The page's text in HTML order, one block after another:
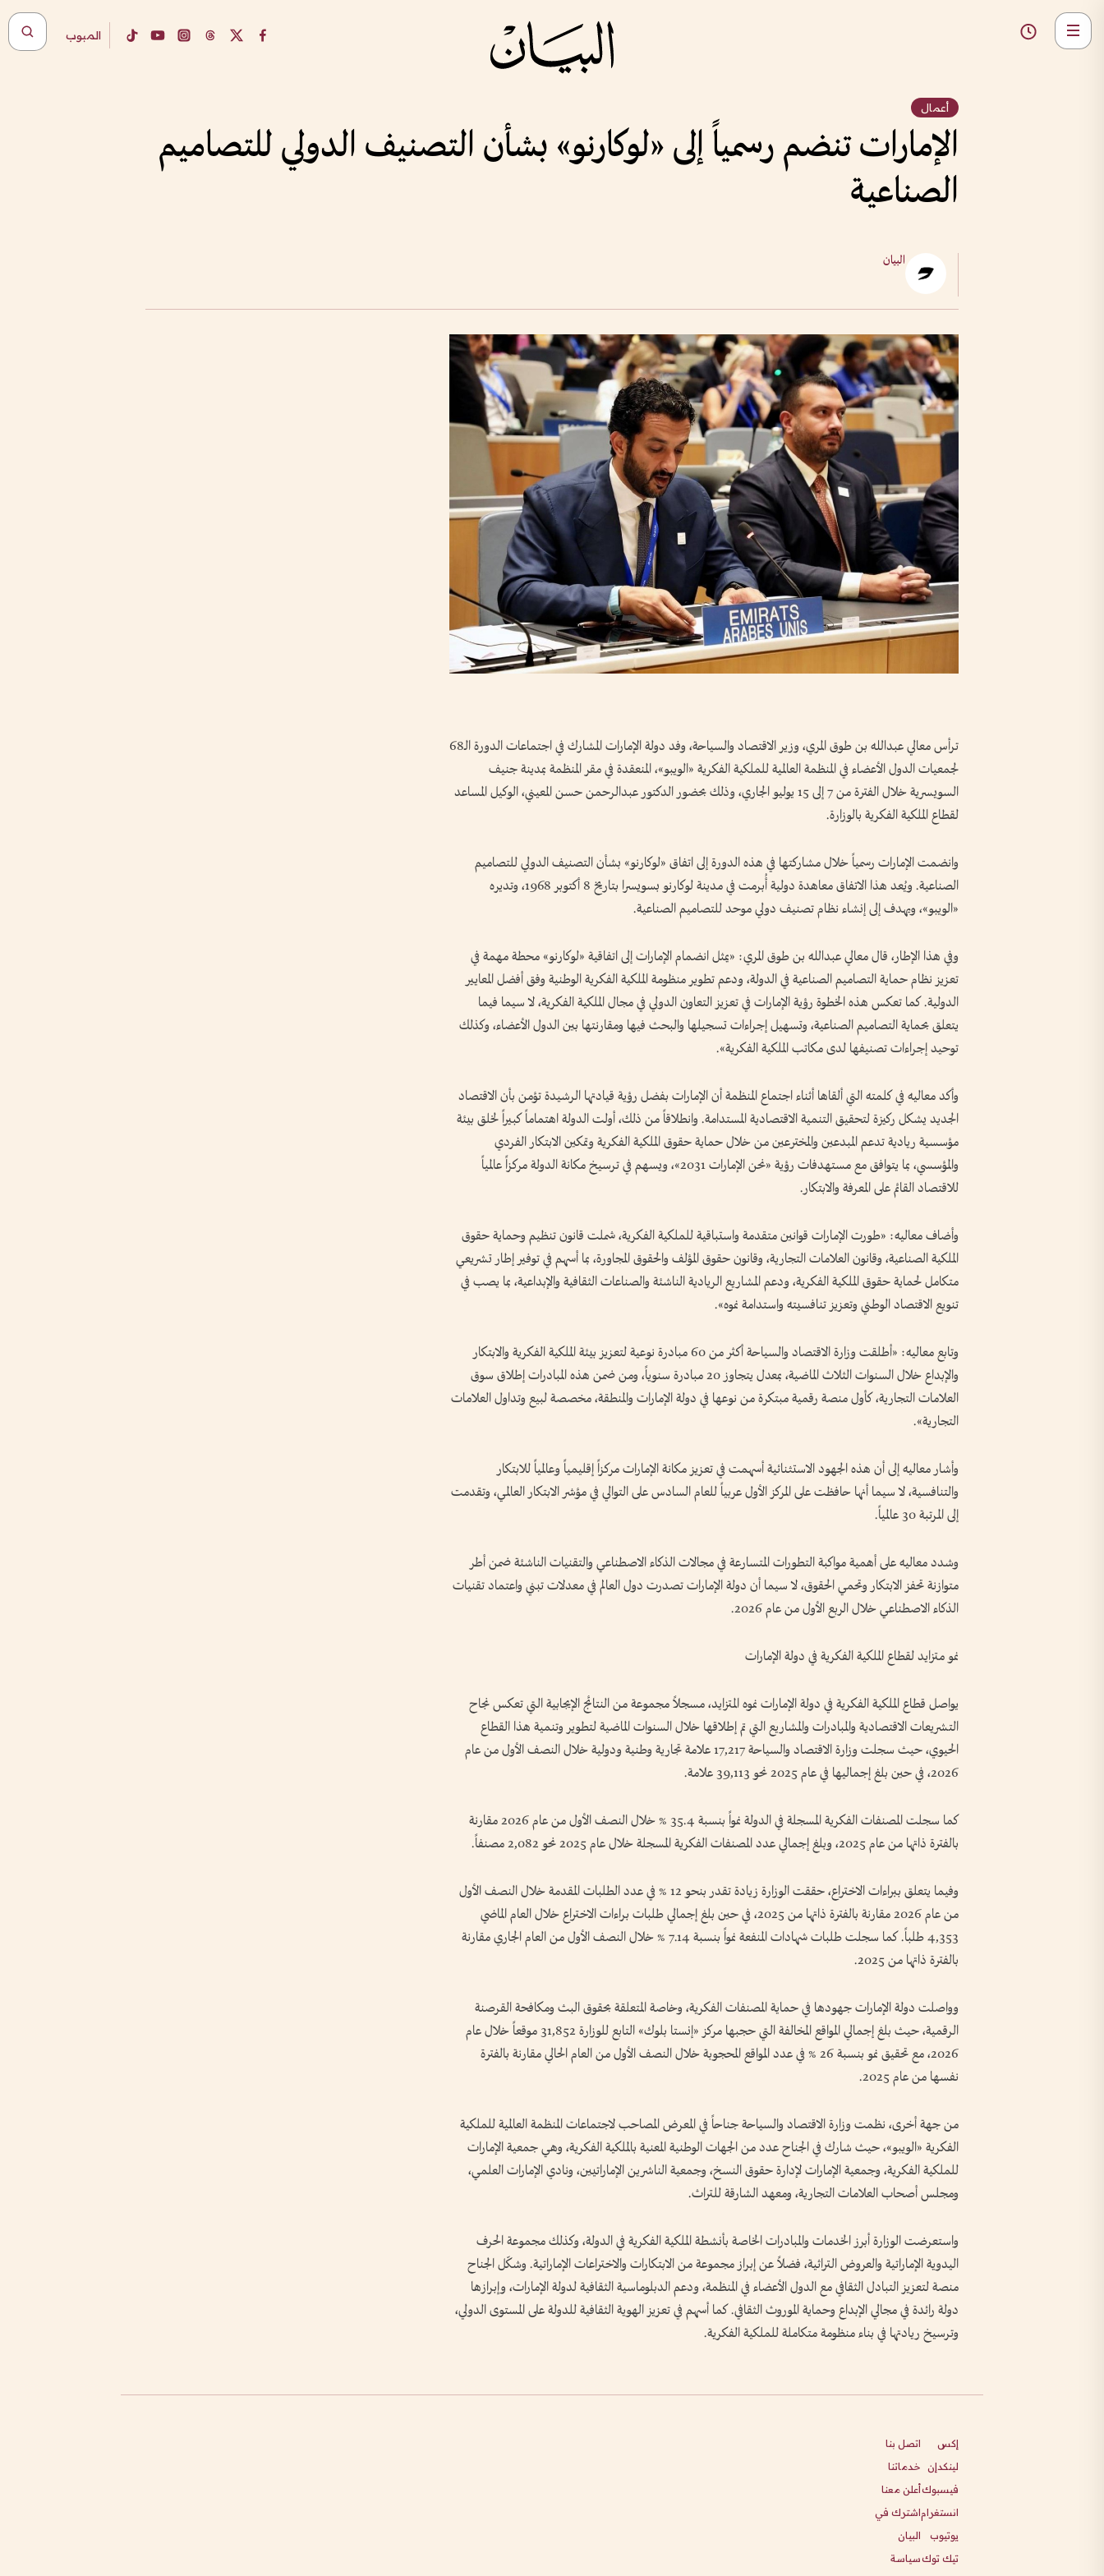
المبوب
أعمال
الإمارات تنضم رسمياً إلى «لوكارنو» بشأن التصنيف الدولي للتصاميم
الصناعية
البيان
ترأس معالي عبدالله بن طوق المري، وزير الاقتصاد والسياحة، وفد دولة الإمارات المشارك في اجتماعات الدورة الـ68
لجمعيات الدول الأعضاء في المنظمة العالمية للملكية الفكرية «الويبو»، المنعقدة في مقر المنظمة بمدينة جنيف
السويسرية خلال الفترة من 7 إلى 15 يوليو الجاري، وذلك بحضور الدكتور عبدالرحمن حسن المعيني، الوكيل المساعد
لقطاع الملكية الفكرية بالوزارة.
وانضمت الإمارات رسمياً خلال مشاركتها في هذه الدورة إلى اتفاق «لوكارنو» بشأن التصنيف الدولي للتصاميم
الصناعية. ويُعد هذا الاتفاق معاهدة دولية أُبرمت في مدينة لوكارنو بسويسرا بتاريخ 8 أكتوبر 1968، وتديره
«الويبو»، ويهدف إلى إنشاء نظام تصنيف دولي موحد للتصاميم الصناعية.
وفي هذا الإطار، قال معالي عبدالله بن طوق المري: «يمثل انضمام الإمارات إلى اتفاقية «لوكارنو» محطة مهمة في
تعزيز نظام حماية التصاميم الصناعية في الدولة، ودعم تطوير منظومة الملكية الفكرية الوطنية وفق أفضل المعايير
الدولية. كما تعكس هذه الخطوة رؤية الإمارات في تعزيز التعاون الدولي في مجال الملكية الفكرية، لا سيما فيما
يتعلق بحماية التصاميم الصناعية، وتسهيل إجراءات تسجيلها والبحث فيها ومقارنتها بين الدول الأعضاء، وكذلك
توحيد إجراءات تصنيفها لدى مكاتب الملكية الفكرية».
وأكد معاليه في كلمته التي ألقاها أثناء اجتماع المنظمة أن الإمارات بفضل رؤية قيادتها الرشيدة تؤمن بأن الاقتصاد
الجديد يشكل ركيزة لتحقيق التنمية الاقتصادية المستدامة. وانطلاقاً من ذلك، أولت الدولة اهتماماً كبيراً لخلق بيئة
مؤسسية ريادية تدعم المبدعين والمخترعين من خلال حماية حقوق الملكية الفكرية وتمكين الابتكار الفردي
والمؤسسي، بما يتوافق مع مستهدفات رؤية «نحن الإمارات 2031»، ويسهم في ترسيخ مكانة الدولة مركزاً عالمياً
للاقتصاد القائم على المعرفة والابتكار.
وأضاف معاليه: «طورت الإمارات قوانين متقدمة واستباقية للملكية الفكرية، شملت قانون تنظيم وحماية حقوق
الملكية الصناعية، وقانون العلامات التجارية، وقانون حقوق المؤلف والحقوق المجاورة، بما أسهم في توفير إطار تشريعي
متكامل لحماية حقوق الملكية الفكرية، ودعم المشاريع الريادية الناشئة والصناعات الثقافية والإبداعية، بما يصب في
تنويع الاقتصاد الوطني وتعزيز تنافسيته واستدامة نموه».
وتابع معاليه: «أطلقت وزارة الاقتصاد والسياحة أكثر من 60 مبادرة نوعية لتعزيز بيئة الملكية الفكرية والابتكار
والإبداع خلال السنوات الثلاث الماضية، بمعدل يتجاوز 20 مبادرة سنوياً، ومن ضمن هذه المبادرات إطلاق سوق
العلامات التجارية، كأول منصة رقمية مبتكرة من نوعها في دولة الإمارات والمنطقة، مخصصة لبيع وتداول العلامات
التجارية».
وأشار معاليه إلى أن هذه الجهود الاستثنائية أسهمت في تعزيز مكانة الإمارات مركزاً إقليمياً وعالمياً للابتكار
والتنافسية، لا سيما أنها حافظت على المركز الأول عربياً للعام السادس على التوالي في مؤشر الابتكار العالمي، وتقدمت
إلى المرتبة 30 عالمياً.
وشدد معاليه على أهمية مواكبة التطورات المتسارعة في مجالات الذكاء الاصطناعي والتقنيات الناشئة ضمن أطر
متوازنة تحفز الابتكار وتحمي الحقوق، لا سيما أن دولة الإمارات تصدرت دول العالم في معدلات تبني واعتماد تقنيات
الذكاء الاصطناعي خلال الربع الأول من عام 2026.
نمو متزايد لقطاع الملكية الفكرية في دولة الإمارات
يواصل قطاع الملكية الفكرية في دولة الإمارات نموه المتزايد، مسجلاً مجموعة من النتائج الإيجابية التي تعكس نجاح
التشريعات الاقتصادية والمبادرات والمشاريع التي تم إطلاقها خلال السنوات الماضية لتطوير وتنمية هذا القطاع
الحيوي، حيث سجلت وزارة الاقتصاد والسياحة 17,217 علامة تجارية وطنية ودولية خلال النصف الأول من عام
2026، في حين بلغ إجماليها في عام 2025 نحو 39,113 علامة.
كما سجلت المصنفات الفكرية المسجلة في الدولة نمواً بنسبة 35.4 % خلال النصف الأول من عام 2026 مقارنة
بالفترة ذاتها من عام 2025، وبلغ إجمالي عدد المصنفات الفكرية المسجلة خلال عام 2025 نحو 2,082 مصنفاً.
وفيما يتعلق ببراءات الاختراع، حققت الوزارة زيادة تقدر بنحو 12 % في عدد الطلبات المقدمة خلال النصف الأول
من عام 2026 مقارنة بالفترة ذاتها من 2025، في حين بلغ إجمالي طلبات براءات الاختراع خلال العام الماضي
4,353 طلباً. كما سجلت طلبات شهادات المنفعة نمواً بنسبة 7.14 % خلال النصف الأول من العام الجاري مقارنة
بالفترة ذاتها من 2025.
وواصلت دولة الإمارات جهودها في حماية المصنفات الفكرية، وخاصة المتعلقة بحقوق البث ومكافحة القرصنة
الرقمية، حيث بلغ إجمالي المواقع المخالفة التي حجبها مركز «إنستا بلوك» التابع للوزارة 31,852 موقعاً خلال عام
2026، مع تحقيق نمو بنسبة 26 % في عدد المواقع المحجوبة خلال النصف الأول من العام الحالي مقارنة بالفترة
نفسها من عام 2025.
من جهة أخرى، نظمت وزارة الاقتصاد والسياحة جناحاً في المعرض المصاحب لاجتماعات المنظمة العالمية للملكية
الفكرية «الويبو»، حيث شارك في الجناح عدد من الجهات الوطنية المعنية بالملكية الفكرية، وهي جمعية الإمارات
للملكية الفكرية، وجمعية الإمارات لإدارة حقوق النسخ، وجمعية الناشرين الإماراتيين، ونادي الإمارات العلمي،
ومجلس أصحاب العلامات التجارية، ومعهد الشارقة للتراث.
واستعرضت الوزارة أبرز الخدمات والمبادرات الخاصة بأنشطة الملكية الفكرية في الدولة، وكذلك مجموعة الحرف
اليدوية الإماراتية والعروض التراثية، فضلاً عن إبراز مجموعة من الابتكارات والاختراعات الإماراتية. وشكّل الجناح
منصة لتعزيز التبادل الثقافي مع الدول الأعضاء في المنظمة، ودعم الدبلوماسية الثقافية لدولة الإمارات، وإبرازها
دولة رائدة في مجالي الإبداع وحماية الموروث الثقافي. كما أسهم في تعزيز الهوية الثقافية للدولة على المستوى الدولي،
وترسيخ ريادتها في بناء منظومة متكاملة للملكية الفكرية.
إكس
لينكدإن
فيسبوك
انستغرام
يوتيوب
تيك توك
اتصل بنا
خدماتنا
أعلن معنا
اشترك في
البيان
سياسة